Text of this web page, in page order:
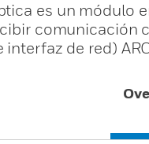
es un módulo
comunicación
de red)